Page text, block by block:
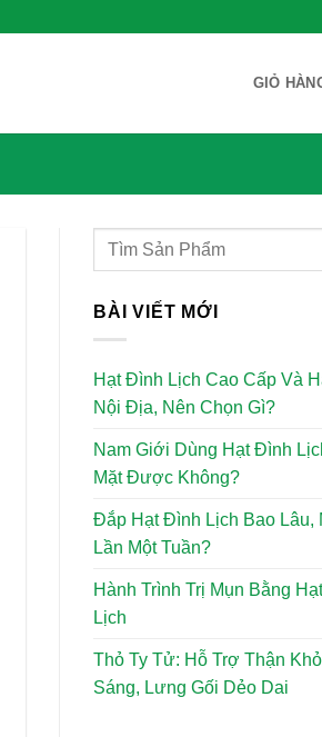
GIỎ
BÀI VIẾT MỚI
Hạt Đình Lịch Cao Cấp Và
Nội Địa, Nên Chọn Gì?
Nam Giới Dùng Hạt Đình
Mặt Được Không?
Đắp Hạt Đình Lịch Bao Lâu,
Lần Một Tuần?
Hành Trình Trị Mụn Bằng
Lịch
Thỏ Ty Tử: Hỗ Trợ Thận
Sáng, Lưng Gối Dẻo Dai